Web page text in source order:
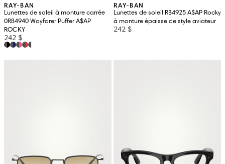
RAY-BAN
Lunettes de soleil à monture carrée
0RB4940 Wayfarer Puffer A$AP
ROCKY
242 $
RAY-BAN
Lunettes de soleil RB4925 A$AP Rocky
à monture épaisse de style aviateur
242 $